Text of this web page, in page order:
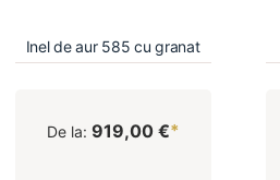
Inel de aur 585 cu granat
De la: 919,00 €*